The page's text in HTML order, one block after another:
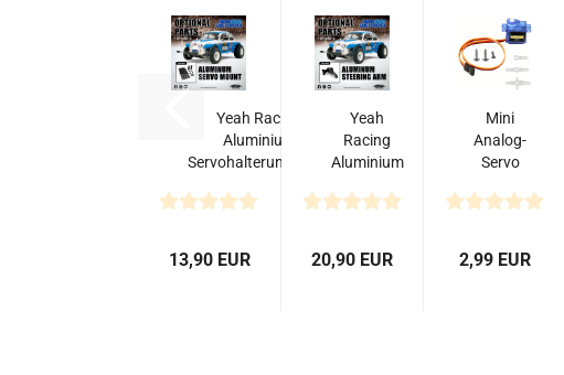
Yeah Racing
Aluminium
Servohalterungssatz
13,90 EUR
Yeah
Racing
Aluminium
für Tamiya
Scorcher...
20,90 EUR
Mini
Analog-
Servo
1.4kg
2,99 EUR